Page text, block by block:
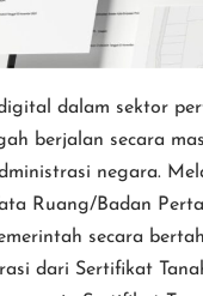
digital dalam sektor
berjalan secara
negara.
Ruang/Badan
secara
dari Sertifikat